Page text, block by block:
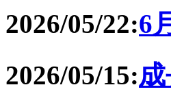
2026/05/22:6
2026/05/15: